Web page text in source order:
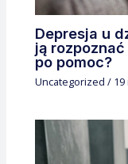
Depresja u
ją
po pomoc?
Uncategorized / 19